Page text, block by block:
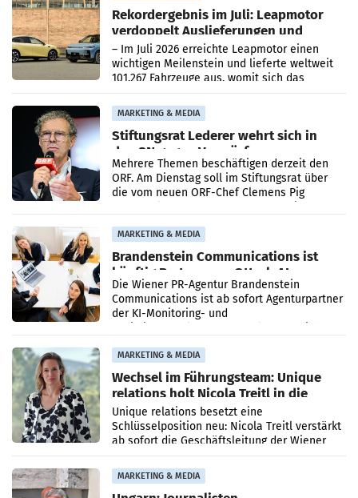
Rekordergebnis im Juli: Leapmotor
verdoppelt Auslieferungen und
überschreitet die 100.000er-Marke
– Im Juli 2026 erreichte Leapmotor einen
wichtigen Meilenstein und lieferte weltweit
101.267 Fahrzeuge aus, womit sich das
Ergebnis gegenüber Juli 2025 mehr als
verdoppelte (+102
MARKETING & MEDIA
Stiftungsrat Lederer wehrt sich in
den SN gegen Vorwürfe
Mehrere Themen beschäftigen derzeit den
ORF. Am Dienstag soll im Stiftungsrat über
die vom neuen ORF-Chef Clemens Pig
MARKETING & MEDIA
Brandenstein Communications ist
künftig Partner von OtterlyAI
Die Wiener PR-Agentur Brandenstein
Communications ist ab sofort Agenturpartner
der KI-Monitoring- und
MARKETING & MEDIA
Wechsel im Führungsteam: Unique
relations holt Nicola Treitl in die
Geschäftsleitung
Unique relations besetzt eine
Schlüsselposition neu: Nicola Treitl verstärkt
ab sofort die Geschäftsleitung der Wiener
PR-Agentur an der Seite von Josef Kalina und
Anna Kalina-Mahr.
MARKETING & MEDIA